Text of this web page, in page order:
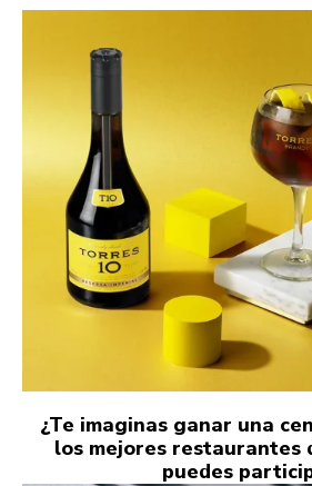
¿Te imaginas ganar una
los mejores restaurantes
puedes